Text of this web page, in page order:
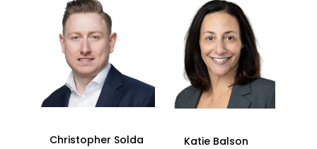
Christopher Solda Katie Balson